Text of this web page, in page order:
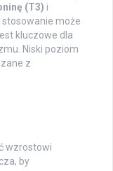
(T3) i
stosowanie może
kluczowe dla
Niski poziom
z
wzrostowi
by